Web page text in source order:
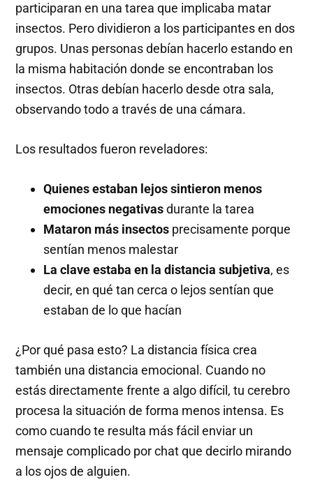
participaran en una tarea que implicaba matar
insectos. Pero dividieron a los participantes en dos
grupos. Unas personas debían hacerlo estando en
la misma habitación donde se encontraban los
insectos. Otras debían hacerlo desde otra sala,
observando todo a través de una cámara.
Los resultados fueron reveladores:
Quienes estaban lejos sintieron menos
emociones negativasdurante la tarea
Mataron más insectos precisamente porque
sentían menos malestar
La clave estaba en la distancia subjetiva, es
decir, en qué tan cerca o lejos sentían que
estaban de lo que hacían
¿Por qué pasa esto? La distancia física crea
también una distancia emocional. Cuando no
estás directamente frente a algo difícil, tu cerebro
procesa la situación de forma menos intensa. Es
como cuando te resulta más fácil enviar un
mensaje complicado por chat que decirlo mirando
a los ojos de alguien.